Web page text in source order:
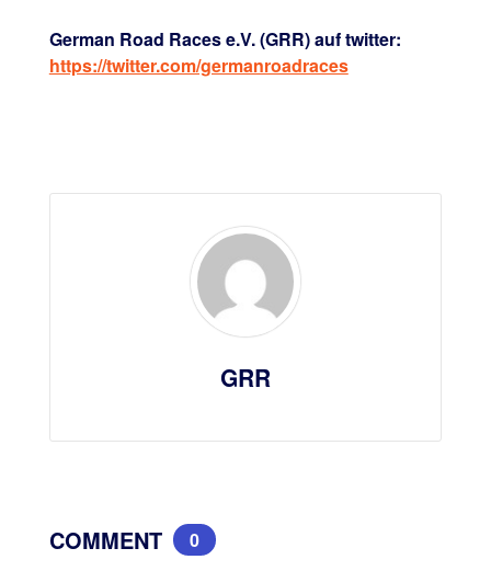
German Road Races e.V. (GRR) auf twitter:
https://twitter.com/germanroadraces
GRR
COMMENT 0